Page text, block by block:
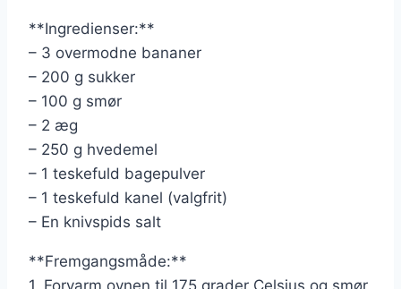
**Ingredienser:**
– 3 overmodne bananer
– 200 g sukker
– 100 g smør
– 2 æg
– 250 g hvedemel
– 1 teskefuld bagepulver
– 1 teskefuld kanel (valgfrit)
– En knivspids salt
**Fremgangsmåde:**